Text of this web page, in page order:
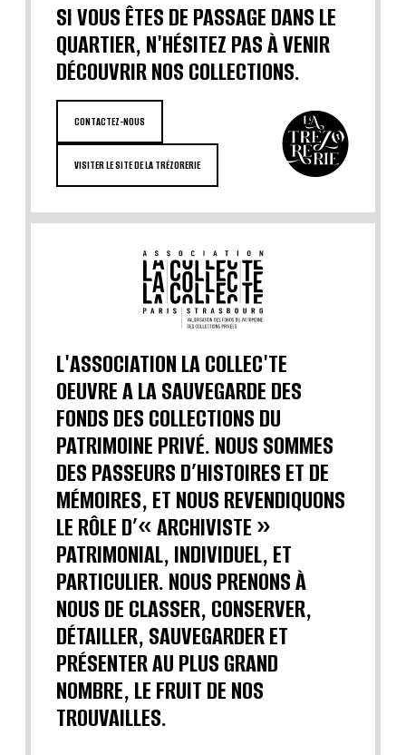
SI VOUS ÊTES DE PASSAGE DANS LE
QUARTIER, N'HÉSITEZ PAS À VENIR
DÉCOUVRIR NOS COLLECTIONS.
CONTACTEZ-NOUS
VISITER LE SITE DE LA TRÉZORERIE
L'ASSOCIATION LA COLLEC'TE
OEUVRE A LA SAUVEGARDE DES
FONDS DES COLLECTIONS DU
PATRIMOINE PRIVÉ. NOUS SOMMES
DES PASSEURS D’HISTOIRES ET DE
MÉMOIRES, ET NOUS REVENDIQUONS
LE RÔLE D’« ARCHIVISTE »
PATRIMONIAL, INDIVIDUEL, ET
PARTICULIER. NOUS PRENONS À
NOUS DE CLASSER, CONSERVER,
DÉTAILLER, SAUVEGARDER ET
PRÉSENTER AU PLUS GRAND
NOMBRE, LE FRUIT DE NOS
TROUVAILLES.